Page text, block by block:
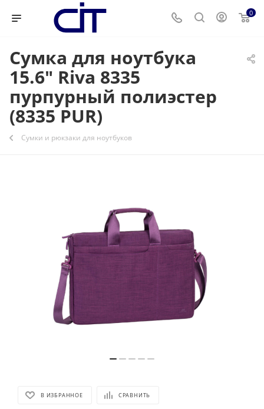
0
Сумка для ноутбука
15.6" Riva 8335
пурпурный полиэстер
(8335 PUR)
Сумки и рюкзаки для ноутбуков
В ИЗБРАННОЕ СРАВНИТЬ